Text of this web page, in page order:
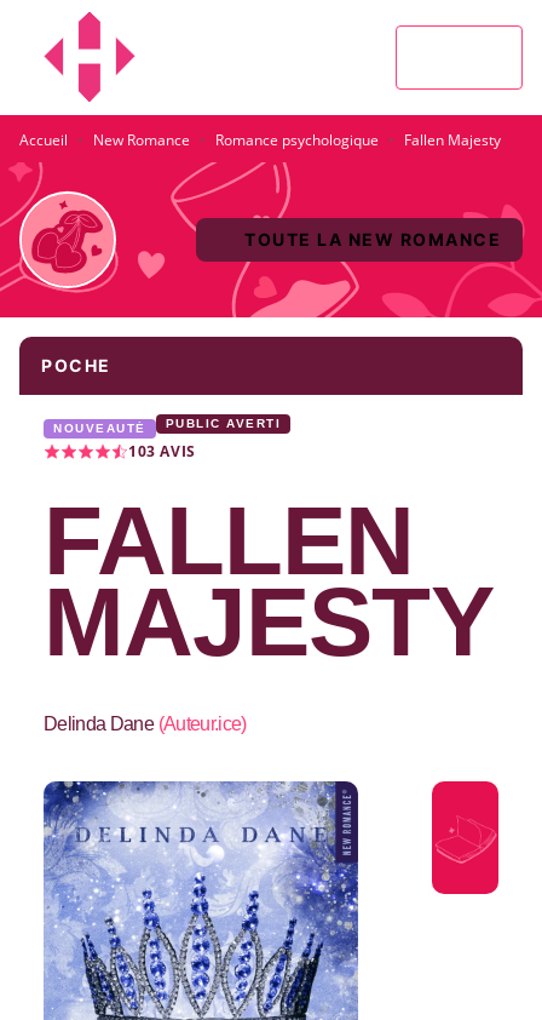
MENU
Accueil · New Romance · Romance psychologique · Fallen Majesty
TOUTE LA NEW ROMANCE
POCHE
NOUVEAUTÉ PUBLIC AVERTI
103 AVIS
FALLEN
MAJESTY
Delinda Dane(Auteur.ice)